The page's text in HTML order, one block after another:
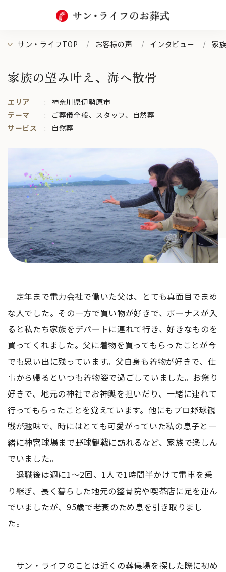
サン・ライフTOP お客様の声 インタビュー 家
家族の望み叶え、海へ散骨
エリア
神奈川県伊勢原市
テーマ
ご葬儀全般、 スタッフ、 自然葬
サービス
自然葬
定年まで電力会社で働いた父は、とても真面目でまめ
な人でした。その一方で買い物が好きで、ボーナスが入
ると私たち家族をデパートに連れて行き、好きなものを
買ってくれました。父に着物を買ってもらったことが今
でも思い出に残っています。父自身も着物が好きで、仕
事から帰るといつも着物姿で過ごしていました。お祭り
好きで、地元の神社でお神輿を担いだり、一緒に連れて
行ってもらったことを覚えています。他にもプロ野球観
戦が趣味で、時にはとても可愛がっていた私の息子と一
緒に神宮球場まで野球観戦に訪れるなど、家族で楽しん
でいました。
退職後は週に1～2回、1人で1時間半かけて電車を乗
り継ぎ、長く暮らした地元の整骨院や喫茶店に足を運ん
でいましたが、95歳で老衰のため息を引き取りまし
た。
サン・ライフのことは近くの葬儀場を探した際に初め